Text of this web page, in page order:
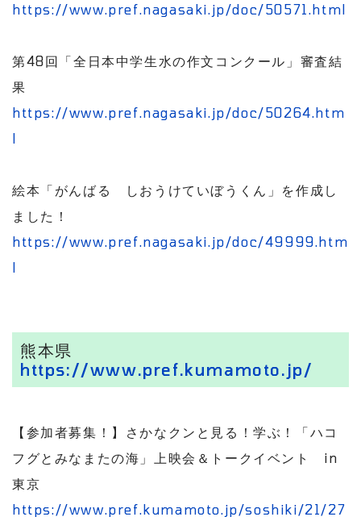
https://www.pref.nagasaki.jp/doc/50571.html
第48回「全日本中学生水の作文コンクール」審査結
果
https://www.pref.nagasaki.jp/doc/50264.htm
l
絵本「がんばる しおうけていぼうくん」を作成し
ました！
https://www.pref.nagasaki.jp/doc/49999.htm
l
熊本県
https://www.pref.kumamoto.jp/
【参加者募集！】さかなクンと見る！学ぶ！「ハコ
フグとみなまたの海」上映会＆トークイベント in
東京
https://www.pref.kumamoto.jp/soshiki/21/27